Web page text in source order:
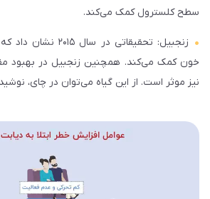
سطح کلسترول کمک می‌کند.
زنجبیل
: تحقیقاتی در سال
خون کمک می‌کند. همچنین زنجبیل در بهبود
نیز موثر است. از این گیاه می‌توان در چای،